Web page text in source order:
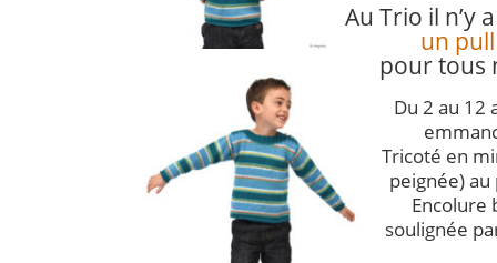
Au Trio il n’y
un pull
pour tous
Du 2 au 12
Tricoté en
peignée)
Encolure
soulignée